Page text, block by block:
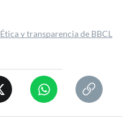
Ética y transparencia de BBCL